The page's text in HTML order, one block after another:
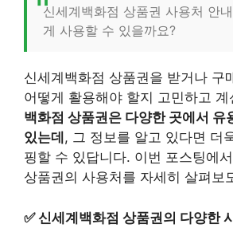
신세계백화점 상품권 사용처 안
게 사용할 수 있을까요?
신세계백화점 상품권을 받거나 구
어떻게 활용해야 할지 고민하고 계
백화점 상품권은 다양한 곳에서 유
있는데 , 그 정보를 알고 있다면 더
핑할 수 있답니다. 이번 포스팅에
상품권의 사용처를 자세히 살펴보
✅신세계백화점 상품권의 다양한